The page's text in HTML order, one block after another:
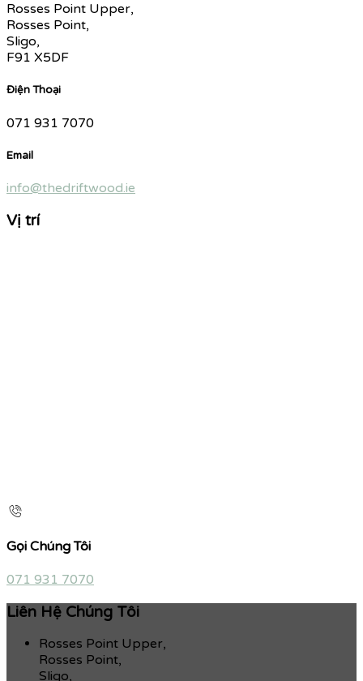
Rosses Point Upper,
Rosses Point,
Sligo,
F91 X5DF
Điện Thoại
071 931 7070
Email
info@thedriftwood.ie
Vị trí
Gọi Chúng Tôi
071 931 7070
Liên Hệ Chúng Tôi
Rosses Point Upper,
Rosses Point,
Sligo,